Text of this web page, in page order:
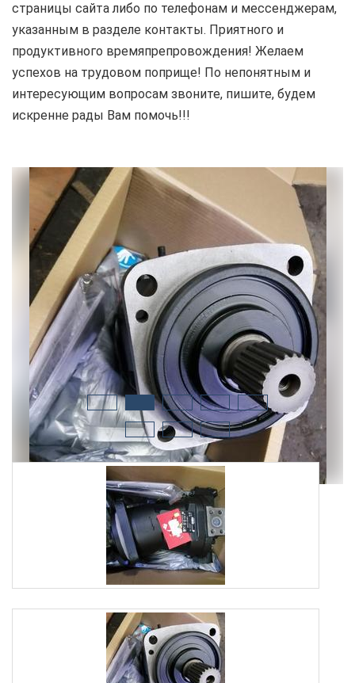
страницы сайта либо по телефонам и мессенджерам,
указанным в разделе контакты. Приятного и
продуктивного времяпрепровождения! Желаем
успехов на трудовом поприще! По непонятным и
интересующим вопросам звоните, пишите, будем
искренне рады Вам помочь!!!